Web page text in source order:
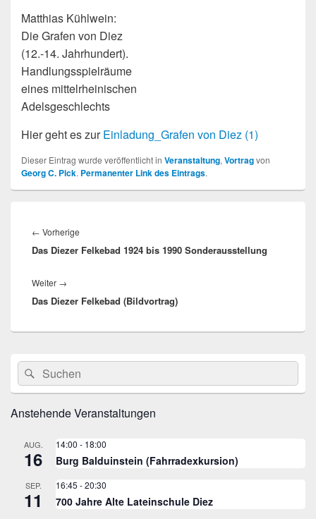
Matthias Kühlwein:
Die Grafen von Diez
(12.-14. Jahrhundert).
Handlungsspielräume
eines mittelrheinischen
Adelsgeschlechts
Hier geht es zurEinladung_Grafen von Diez (1)
Dieser Eintrag wurde veröffentlicht in Veranstaltung, Vortragvon
Georg C. Pick. Permanenter Link des Eintrags.
← Vorherige
Beitrag:
Das Diezer Felkebad 1924 bis 1990 Sonderausstellung
Weiter →
Beitrag:
Das Diezer Felkebad (Bildvortrag)
Primärer
Seitenleisten
Widget-
Bereich
Suche
nach:
Suchen
Anstehende Veranstaltungen
AUG.
16
14:00 - 18:00
Burg Balduinstein (Fahrradexkursion)
SEP.
11
16:45 -20:30
700 Jahre Alte Lateinschule Diez